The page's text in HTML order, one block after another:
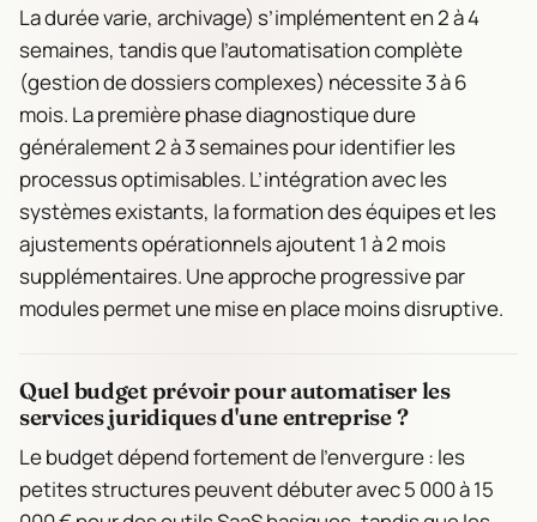
La durée varie, archivage) s’implémentent en 2 à 4
semaines, tandis que l’automatisation complète
(gestion de dossiers complexes) nécessite 3 à 6
mois. La première phase diagnostique dure
généralement 2 à 3 semaines pour identifier les
processus optimisables. L’intégration avec les
systèmes existants, la formation des équipes et les
ajustements opérationnels ajoutent 1 à 2 mois
supplémentaires. Une approche progressive par
modules permet une mise en place moins disruptive.
Quel budget prévoir pour automatiser les
services juridiques d'une entreprise ?
Le budget dépend fortement de l’envergure : les
petites structures peuvent débuter avec 5 000 à 15